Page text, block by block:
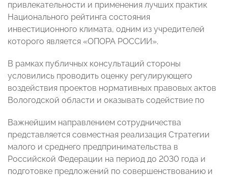
привлекательности и применения лучших практик
Национального рейтинга состояния
инвестиционного климата, одним из учредителей
которого является «ОПОРА РОССИИ».
В рамках публичных консультаций стороны
условились проводить оценку регулирующего
воздействия проектов нормативных правовых актов
Вологодской области и оказывать содействие по
Важнейшим направлением сотрудничества
представляется совместная реализация Стратегии
малого и среднего предпринимательства в
Российской Федерации на период до 2030 года и
подготовке предложений по совершенствованию и